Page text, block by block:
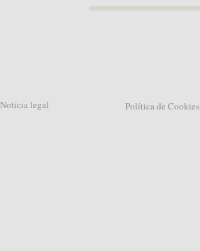
Política de Cookies
Notícia legal